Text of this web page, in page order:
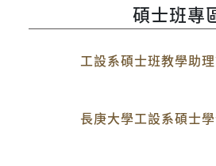
碩士班專
工設系碩士班教學助
長庚大學工設系碩士